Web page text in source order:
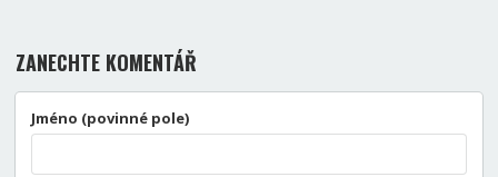
ZANECHTE KOMENTÁŘ
Jméno (povinné pole)